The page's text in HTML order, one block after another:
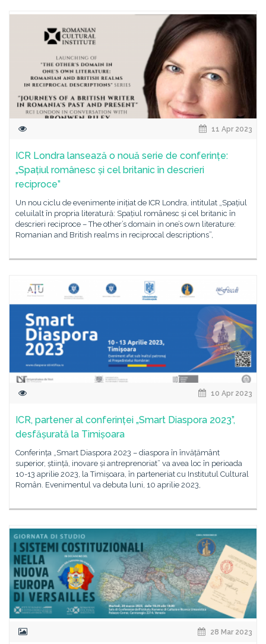
11 Apr 2023
ICR Londra lansează o nouă serie de conferințe:
„Spațiul românesc și cel britanic în descrieri
reciproce”
Un nou ciclu de evenimente inițiat de ICR Londra, intitulat „Spațiul
celuilalt în propria literatură: Spațiul românesc și cel britanic în
descrieri reciproce – The other’s domain in one’s own literature:
Romanian and British realms in reciprocal descriptions”,
10 Apr 2023
ICR, partener al conferinței „Smart Diaspora 2023”,
desfășurată la Timișoara
Conferința „Smart Diaspora 2023 – diaspora în învățământ
superior, știință, inovare și antreprenoriat” va avea loc în perioada
10-13 aprilie 2023, la Timișoara, în parteneriat cu Institutul Cultural
Român. Evenimentul va debuta luni, 10 aprilie 2023,
28 Mar 2023